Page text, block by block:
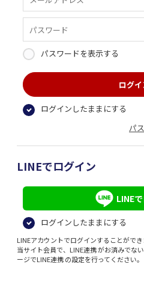
パスワードを表示する
ログインしたままにする
パ
LINEでログイン
LINE
ログインしたままにする
LINEアカウントでログインすることができ
当サイト会員で、LINE連携 がお済みでな
ージでLINE連携 の設定を行ってください。